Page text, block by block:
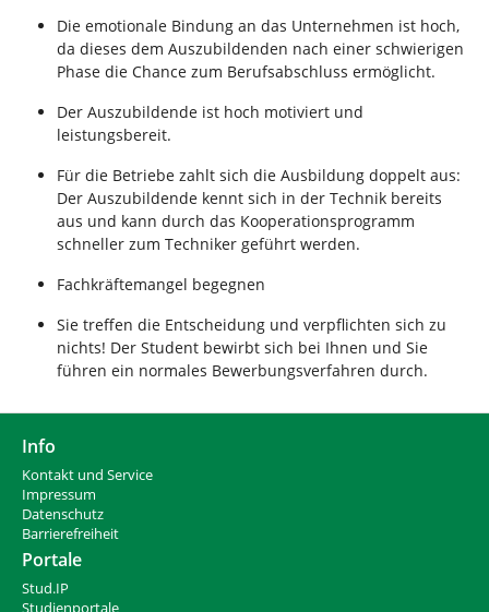
Die emotionale Bindung an das Unternehmen ist hoch,
da dieses dem Auszubildenden nach einer schwierigen
Phase die Chance zum Berufsabschluss ermöglicht.
Der Auszubildende ist hoch motiviert und
leistungsbereit.
Für die Betriebe zahlt sich die Ausbildung doppelt aus:
Der Auszubildende kennt sich in der Technik bereits
aus und kann durch das Kooperationsprogramm
schneller zum Techniker geführt werden.
Fachkräftemangel begegnen
Sie treffen die Entscheidung und verpflichten sich zu
nichts! Der Student bewirbt sich bei Ihnen und Sie
führen ein normales Bewerbungsverfahren durch.
Info
Kontakt und Service
Impressum
Datenschutz
Barrierefreiheit
Portale
Stud.IP
Studienportale